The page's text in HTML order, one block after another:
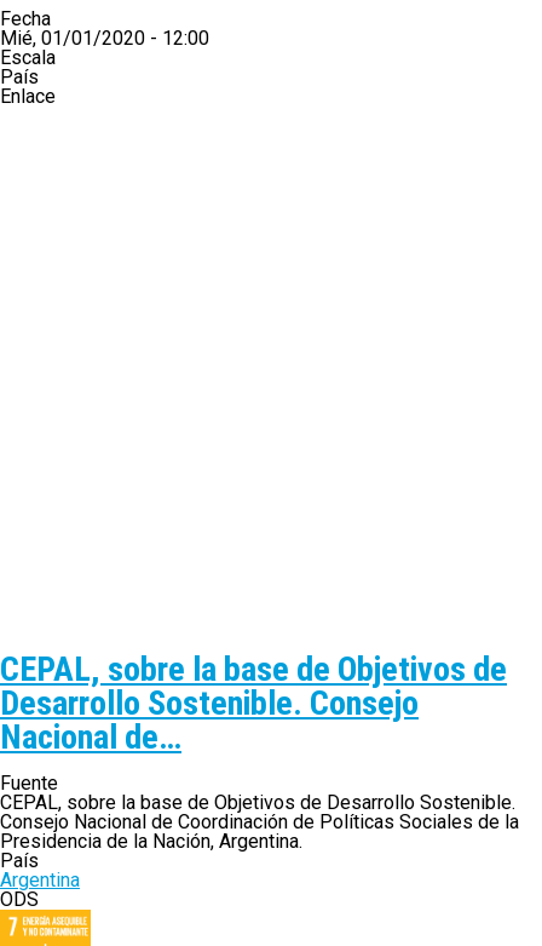
Fecha
Mié, 01/01/2020 - 12:00
Escala
País
Enlace
CEPAL, sobre la base de Objetivos de
Desarrollo Sostenible. Consejo
Nacional de…
Fuente
CEPAL, sobre la base de Objetivos de Desarrollo Sostenible.
Consejo Nacional de Coordinación de Políticas Sociales de la
Presidencia de la Nación, Argentina.
País
Argentina
ODS